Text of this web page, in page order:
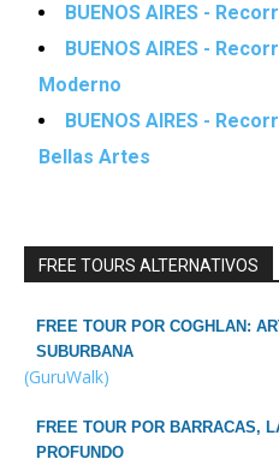
BUENOS AIRES -
BUENOS AIRES -
Moderno
BUENOS AIRES -
Bellas Artes
FREE TOURS ALTERNATIVOS
FREE TOUR POR COGHLAN:
SUBURBANA
(GuruWalk)
FREE TOUR POR BARRACAS,
PROFUNDO